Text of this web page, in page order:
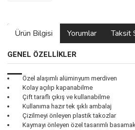
Ürün Bilgisi Yorumlar Taksit
GENEL ÖZELLİKLER
Özel alaşımlı alüminyum merdiven
Kolay açılıp kapanabilme
Çift taraflı çıkış ve kullanabilme
Kullanıma hazır tek şıklı ambalaj
Çizilmeyi önleyen plastik takozlar
Kaymayı önleyen özel tasarımlı